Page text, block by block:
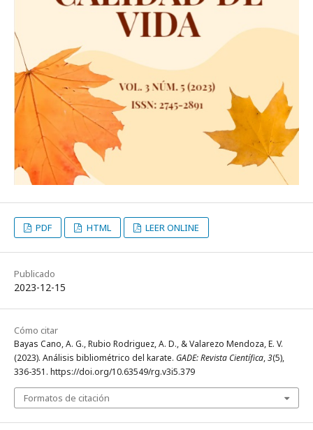
PDF HTML LEER ONLINE
Publicado
2023-12-15
Cómo citar
Bayas Cano, A. G., Rubio Rodriguez, A. D., & Valarezo Mendoza, E. V.
(2023). Análisis bibliométrico del karate. GADE: Revista Científica,3(5),
336-351. https://doi.org/10.63549/rg.v3i5.379
Formatos de citación